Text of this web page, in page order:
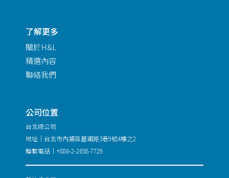
了解更多
關於H&L
精選內容
聯絡我們
公司位置
台北總公司
地址｜台北市內湖區基湖路3巷9號4樓之2
聯繫電話｜+886-2-2658-7729